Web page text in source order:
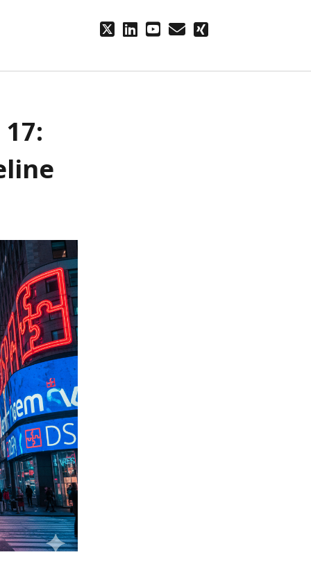
twitterlinkedin
youtube
emailxing